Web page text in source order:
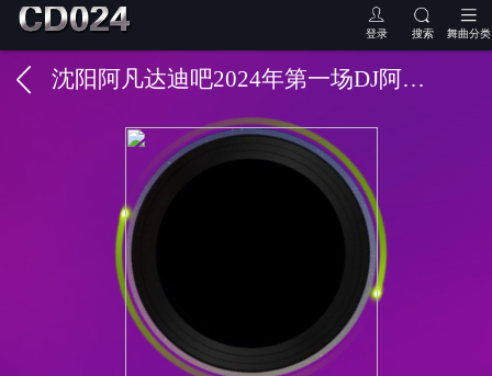
登录 搜索 舞曲分类
沈阳阿凡达迪吧2024年第一场DJ阿亮现场舞曲风格-沈阳DJ小良